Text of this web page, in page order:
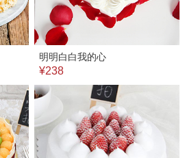
明明白白我的心
¥238